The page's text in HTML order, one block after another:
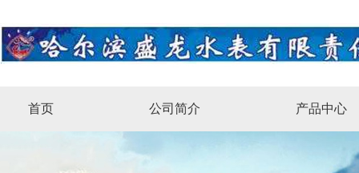
首页 公司简介 产品中心